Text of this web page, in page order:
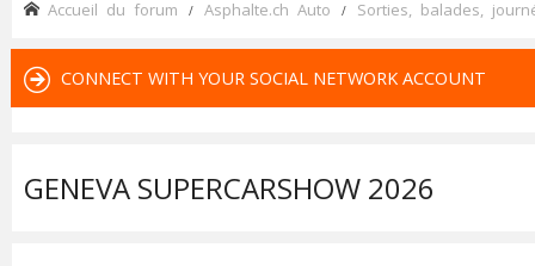
Accueil du forum Asphalte.ch Auto Sorties, balades,
CONNECT WITH YOUR SOCIAL NETWORK ACCOUNT
GENEVA SUPERCARSHOW 2026